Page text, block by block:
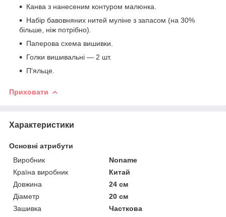
Канва з нанесеним контуром малюнка.
Набір бавовняних нитей муліне з запасом (на 30%
більше, ніж потрібно).
Паперова схема вишивки.
Голки вишивальні — 2 шт.
П'яльце.
Приховати
Характеристики
Основні атрибути
Виробник
Noname
Країна виробник
Китай
Довжина
24 см
Діаметр
20 см
Зашивка
Часткова